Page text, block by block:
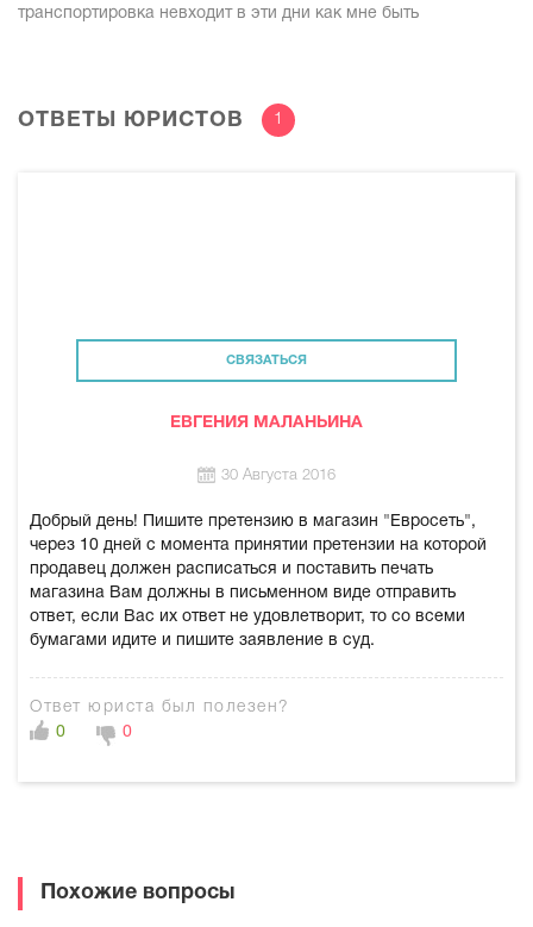
транспортировка невходит в эти дни как мне быть
ОТВЕТЫ ЮРИСТОВ 1
СВЯЗАТЬСЯ
ЕВГЕНИЯ МАЛАНЬИНА
30 Августа 2016
Добрый день! Пишите претензию в магазин "Евросеть",
через 10 дней с момента принятии претензии на которой
продавец должен расписаться и поставить печать
магазина Вам должны в письменном виде отправить
ответ, если Вас их ответ не удовлетворит, то со всеми
бумагами идите и пишите заявление в суд.
Ответ юриста был полезен?
0
0
Похожие вопросы